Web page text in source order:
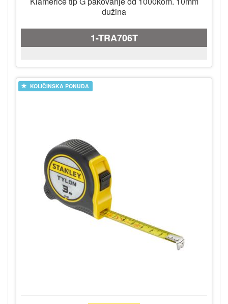
dužina
1-TRA706T
KOLIČINSKA PONUDA